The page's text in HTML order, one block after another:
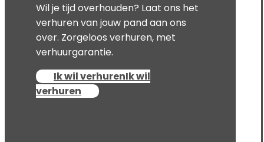
Wil je tijd overhouden? Laat ons het
verhuren van jouw pand aan ons
over. Zorgeloos verhuren, met
verhuurgarantie.
Ik wil verhurenIk wil
verhuren